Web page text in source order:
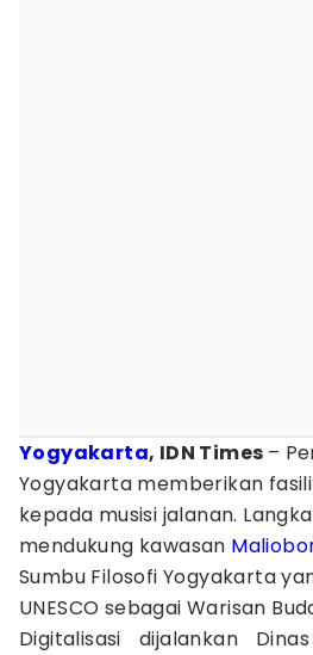
Yogyakarta, IDN Times –
Yogyakarta memberikan
kepada musisi jalanan.
mendukung kawasan
Sumbu Filosofi Yogyakarta
UNESCO sebagai Warisan
Digitalisasi dijalankan